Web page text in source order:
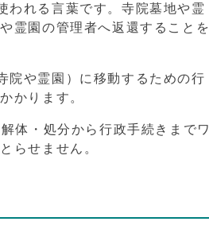
われる言葉です。寺院墓地や霊
霊園の管理者へ返還することを
院や霊園）に移動するための行
かります。
体・処分から行政手続きまでワ
らせません。